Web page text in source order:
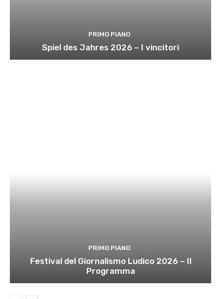
PRIMO PIANO
Spiel des Jahres 2026 – I vincitori
PRIMO PIANO
Festival del Giornalismo Ludico 2026 – Il
Programma